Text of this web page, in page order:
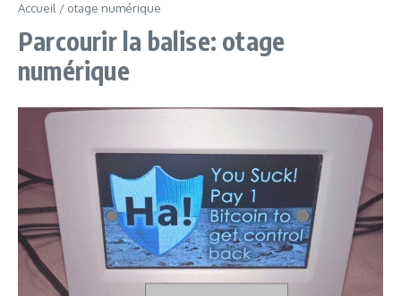
Accueil / otage numérique
Parcourir la balise: otage
numérique